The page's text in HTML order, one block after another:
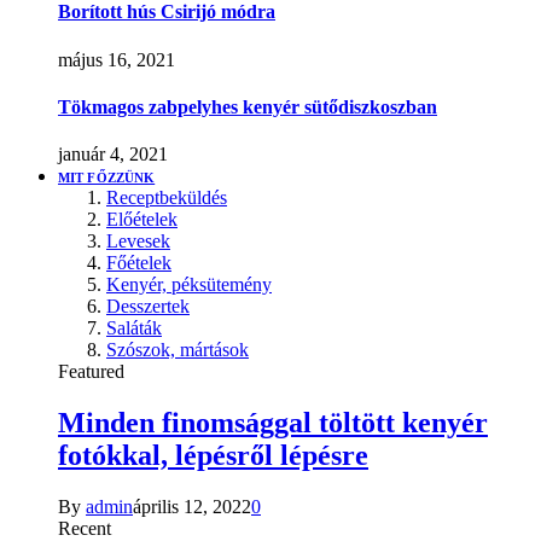
Borított hús Csirijó módra
május 16, 2021
Tökmagos zabpelyhes kenyér sütődiszkoszban
január 4, 2021
MIT FŐZZÜNK
Receptbeküldés
Előételek
Levesek
Főételek
Kenyér, péksütemény
Desszertek
Saláták
Szószok, mártások
Featured
Minden finomsággal töltött kenyér
fotókkal, lépésről lépésre
By admináprilis 12, 20220
Recent